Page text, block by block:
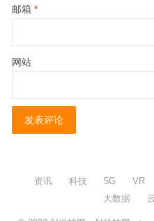
邮箱 *
网站
资讯 科技 5G VR
大数据